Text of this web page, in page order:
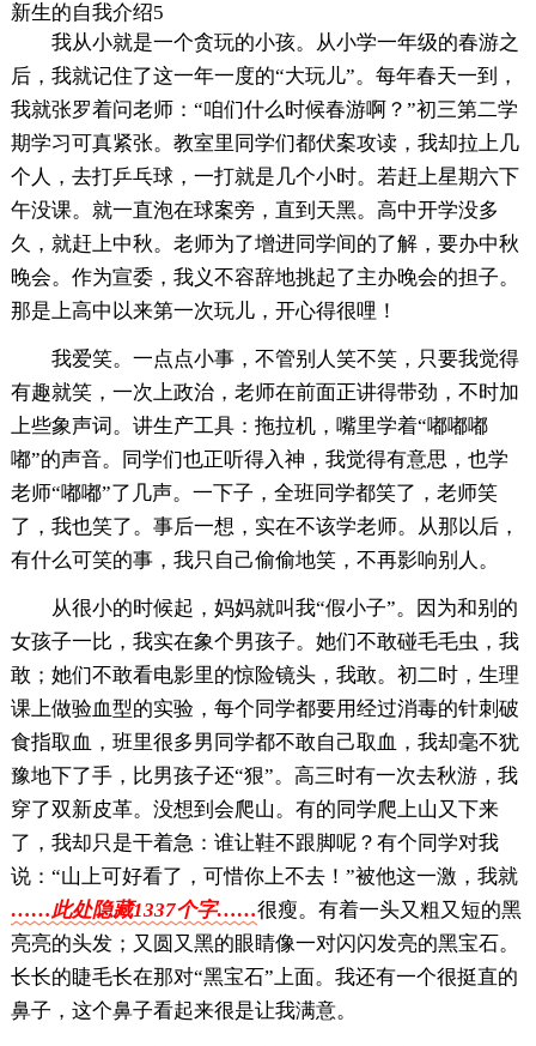
新生的自我介绍5
我从小就是一个贪玩的小孩。从小学一年级的春游之
后，我就记住了这一年一度的“大玩儿”。每年春天一到，
我就张罗着问老师：“咱们什么时候春游啊？”初三第二学
期学习可真紧张。教室里同学们都伏案攻读，我却拉上几
个人，去打乒乓球，一打就是几个小时。若赶上星期六下
午没课。就一直泡在球案旁，直到天黑。高中开学没多
久，就赶上中秋。老师为了增进同学间的了解，要办中秋
晚会。作为宣委，我义不容辞地挑起了主办晚会的担子。
那是上高中以来第一次玩儿，开心得很哩！
我爱笑。一点点小事，不管别人笑不笑，只要我觉得
有趣就笑，一次上政治，老师在前面正讲得带劲，不时加
上些象声词。讲生产工具：拖拉机，嘴里学着“嘟嘟嘟
嘟”的声音。同学们也正听得入神，我觉得有意思，也学
老师“嘟嘟”了几声。一下子，全班同学都笑了，老师笑
了，我也笑了。事后一想，实在不该学老师。从那以后，
有什么可笑的事，我只自己偷偷地笑，不再影响别人。
从很小的时候起，妈妈就叫我“假小子”。因为和别的
女孩子一比，我实在象个男孩子。她们不敢碰毛毛虫，我
敢；她们不敢看电影里的惊险镜头，我敢。初二时，生理
课上做验血型的实验，每个同学都要用经过消毒的针刺破
食指取血，班里很多男同学都不敢自己取血，我却毫不犹
豫地下了手，比男孩子还“狠”。高三时有一次去秋游，我
穿了双新皮革。没想到会爬山。有的同学爬上山又下来
了，我却只是干着急：谁让鞋不跟脚呢？有个同学对我
说：“山上可好看了，可惜你上不去！”被他这一激，我就
……此处隐藏1337个字……很瘦。有着一头又粗又短的黑
亮亮的头发；又圆又黑的眼睛像一对闪闪发亮的黑宝石。
长长的睫毛长在那对“黑宝石”上面。我还有一个很挺直的
鼻子，这个鼻子看起来很是让我满意。